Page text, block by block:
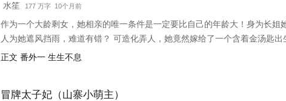
水笙 177 万字 10个月前
作为一个大龄剩女，她相亲的唯一条件是一定要比自己的年龄大！身为长
人为她遮风挡雨，难道有错？ 可造化弄人，她竟然嫁给了一个含着金汤匙
的要小？！” “你要么把裤子穿上！要么让我以光天化日耍流氓罪逮捕你！”【
正文 番外一 生生不息
冒牌太子妃（山寨小萌主）